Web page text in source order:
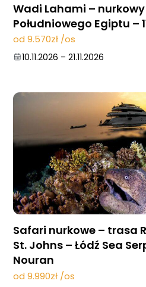
Wadi Lahami –
Południowego Egiptu –
od 9.570zł /os
10.11.2026 – 21.11.2026
Safari nurkowe – trasa
St. Johns – Łódź Sea
Nouran
od 9.990zł /os